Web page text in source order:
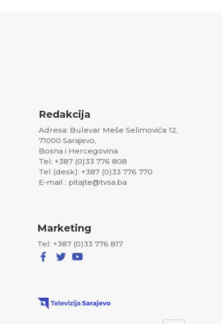
Redakcija
Adresa: Bulevar Meše Selimovića 12,
71000 Sarajevo,
Bosna i Hercegovina
Tel: +387 (0)33 776 808
Tel (desk): +387 (0)33 776 770
E-mail : pitajte@tvsa.ba
Marketing
Tel: +387 (0)33 776 817